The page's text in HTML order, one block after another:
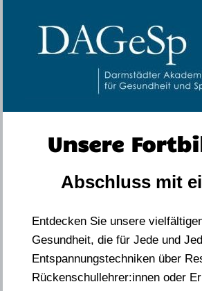
Unsere
Abschluss mit
Entdecken Sie unsere
Gesundheit, die für Jede und
Entspannungstechniken über
Rückenschullehrer:innen oder